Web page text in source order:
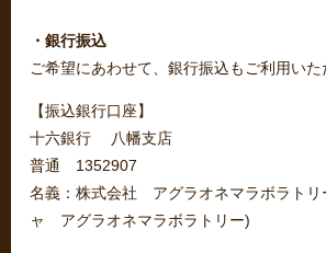
・銀行振込
ご希望にあわせて、銀行振込もご利用いた
【振込銀行口座】
十六銀行 八幡支店
普通 1352907
名義：株式会社 アグラオネマラボラトリ
ャ アグラオネマラボラトリー)